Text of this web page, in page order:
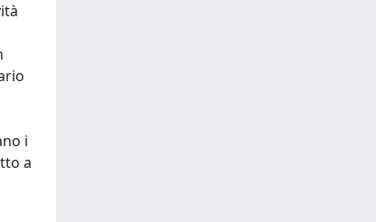
i
a